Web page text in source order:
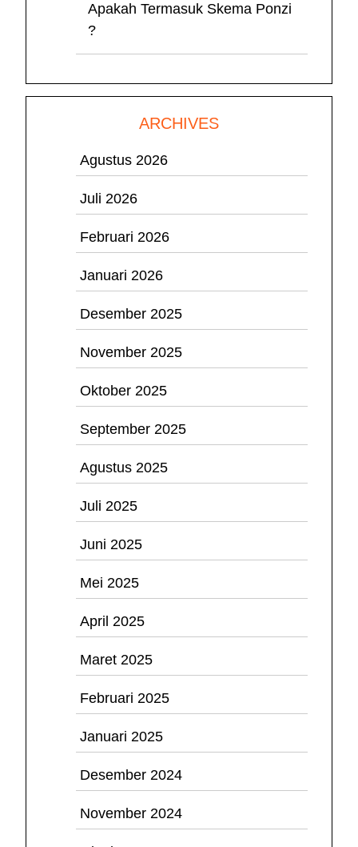
Apakah Termasuk Skema Ponzi
?
ARCHIVES
Agustus 2026
Juli 2026
Februari 2026
Januari 2026
Desember 2025
November 2025
Oktober 2025
September 2025
Agustus 2025
Juli 2025
Juni 2025
Mei 2025
April 2025
Maret 2025
Februari 2025
Januari 2025
Desember 2024
November 2024